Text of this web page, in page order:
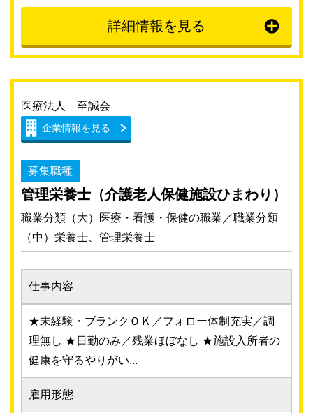
詳細情報を見る
企業情報を見る
医療法人 至誠会
募集職種
管理栄養士（介護老人保健施設ひまわり）
職業分類（大）医療・看護・保健の職業／職業分類
（中）栄養士、管理栄養士
仕事内容
★未経験・ブランクＯＫ／フォロー体制充実／調
理無し ★日勤のみ／残業ほぼなし ★施設入所者の
健康を守るやりがい...
雇用形態